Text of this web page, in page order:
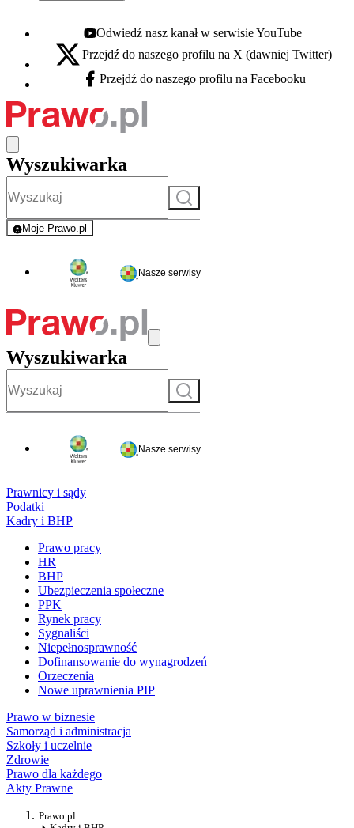
Youtube - otwiera się w nowej karcie
Odwiedź nasz kanał w serwisie YouTube
X - otwiera się w nowej karcie
Przejdź do naszego profilu na X (dawniej Twitter)
Facebook - otwiera się w nowej karcie
Przejdź do naszego profilu na Facebooku
Wyszukiwarka
Szukaj
Moje Prawo.pl
- rejestracja i logowanie do serwisu
Nasze serwisy
Wyszukiwarka
Szukaj
Nasze serwisy
Prawnicy i sądy
Podatki
Kadry i BHP
Prawo pracy
HR
BHP
Ubezpieczenia społeczne
PPK
Rynek pracy
Sygnaliści
Niepełnosprawność
Dofinansowanie do wynagrodzeń
Orzeczenia
Nowe uprawnienia PIP
Prawo w biznesie
Samorząd i administracja
Szkoły i uczelnie
Zdrowie
Prawo dla każdego
Akty Prawne
Prawo.pl